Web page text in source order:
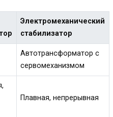
Электромеханический
стабилизатор
Автотрансформатор с
сервомеханизмом
Плавная, непрерывная